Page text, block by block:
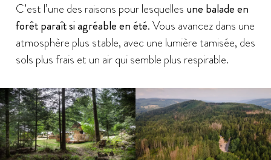
C’est l’une des raisons pour lesquelles une balade en
forêt paraît si agréable en été. Vous avancez dans une
atmosphère plus stable, avec une lumière tamisée, des
sols plus frais et un air qui semble plus respirable.